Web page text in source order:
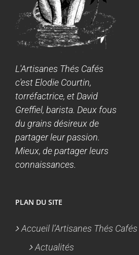
L'Artisanes Thés Cafés
c'est Elodie Courtin,
torréfactrice, et David
Greffiel, barista. Deux fous
du grains désireux de
partager leur passion.
Mieux, de partager leurs
connaissances.
PLAN DU SITE
Accueil l’Artisanes Thés Cafés
Actualités